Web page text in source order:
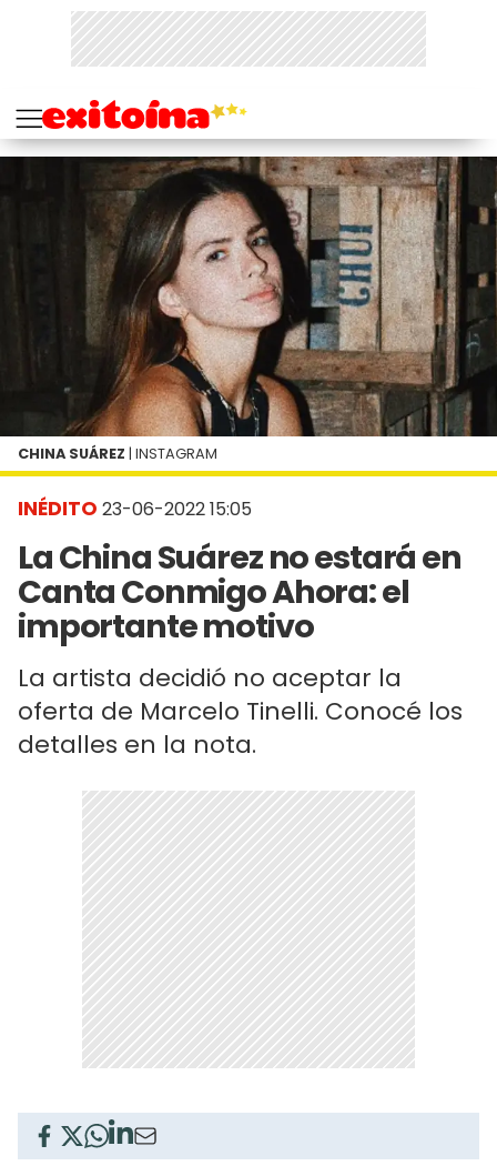
INÉDITO 23-06-2022 15:05
La China Suárez no estará en
Canta Conmigo Ahora: el
importante motivo
La artista decidió no aceptar la
oferta de Marcelo Tinelli. Conocé los
detalles en la nota.
CHINA SUÁREZ | INSTAGRAM